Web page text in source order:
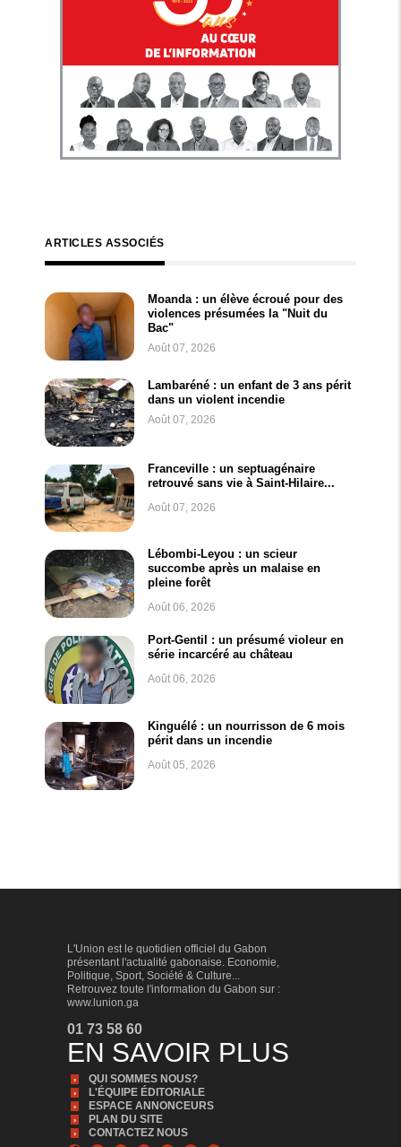
ARTICLES ASSOCIÉS
Moanda : un élève écroué pour des
violences présumées la "Nuit du
Bac"
Août 07, 2026
Lambaréné : un enfant de 3 ans périt
dans un violent incendie
Août 07, 2026
Franceville : un septuagénaire
retrouvé sans vie à Saint-Hilaire...
Août 07, 2026
Lébombi-Leyou : un scieur
succombe après un malaise en
pleine forêt
Août 06, 2026
Port-Gentil : un présumé violeur en
série incarcéré au château
Août 06, 2026
Kinguélé : un nourrisson de 6 mois
périt dans un incendie
Août 05, 2026
L'Union est le quotidien officiel du Gabon
présentant l'actualité gabonaise. Economie,
Politique, Sport, Société & Culture...
Retrouvez toute l'information du Gabon sur :
www.lunion.ga
01 73 58 60
EN SAVOIR PLUS
QUI SOMMES NOUS?
L'ÉQUIPE ÉDITORIALE
ESPACE ANNONCEURS
PLAN DU SITE
CONTACTEZ NOUS